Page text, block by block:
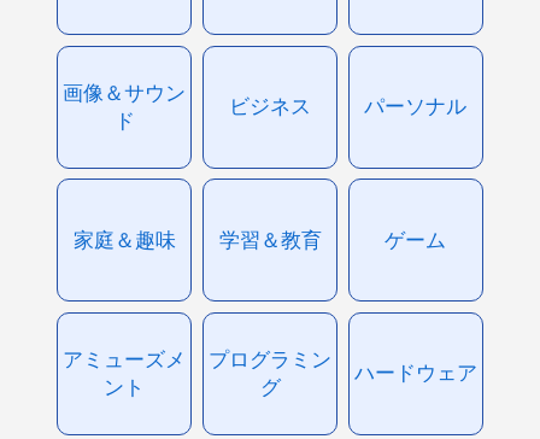
画像＆サウン
ド
ビジネス パーソナル
家庭＆趣味 学習＆教育 ゲーム
アミューズメ
ント
プログラミン
グ
ハードウェア